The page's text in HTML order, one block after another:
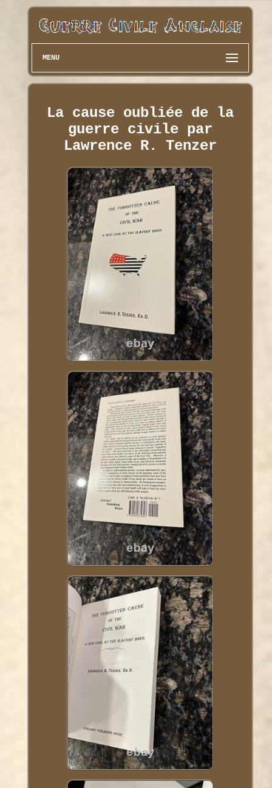
MENU
La cause oubliée de la
guerre civile par
Lawrence R. Tenzer